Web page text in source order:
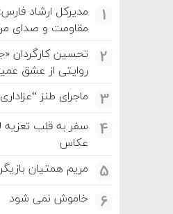
1
مدیرکل ارشاد
مقاومت و صدای
2
تحسین کارگردان
روایتی از عشق
3 ماجرای طنز
4
عکاس
5 مریم همتیان
6 خاموش نمی شود